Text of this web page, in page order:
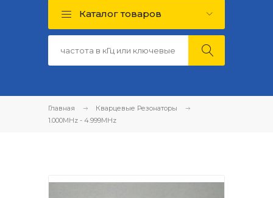
Каталог товаров
Главная
Кварцевые Резонаторы
1.000MHz - 4.999MHz